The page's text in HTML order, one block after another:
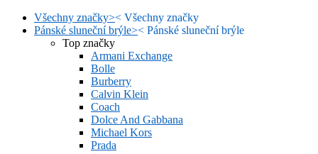
Všechny značky>< Všechny značky
Pánské sluneční brýle>< Pánské sluneční brýle
Top značky
Armani Exchange
Bolle
Burberry
Calvin Klein
Coach
Dolce And Gabbana
Michael Kors
Prada